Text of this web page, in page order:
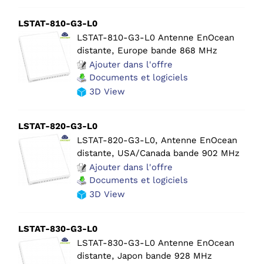
LSTAT-810-G3-L0
LSTAT-810-G3-L0 Antenne EnOcean
distante, Europe bande 868 MHz
Ajouter dans l'offre
Documents et logiciels
3D View
LSTAT-820-G3-L0
LSTAT-820-G3-L0, Antenne EnOcean
distante, USA/Canada bande 902 MHz
Ajouter dans l'offre
Documents et logiciels
3D View
LSTAT-830-G3-L0
LSTAT-830-G3-L0 Antenne EnOcean
distante, Japon bande 928 MHz